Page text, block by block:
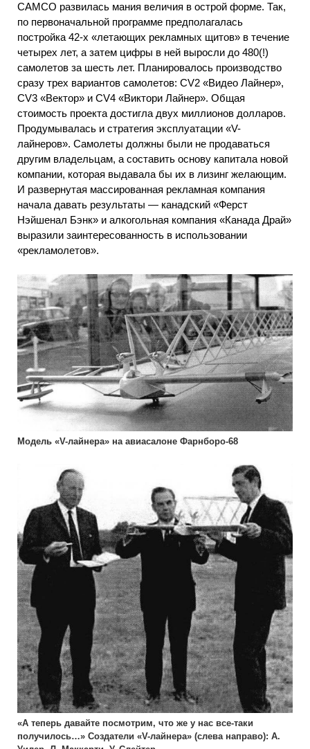
САМСО развилась мания величия в острой форме. Так,
по первоначальной программе предполагалась
постройка 42-х «летающих рекламных щитов» в течение
четырех лет, а затем цифры в ней выросли до 480(!)
самолетов за шесть лет. Планировалось производство
сразу трех вариантов самолетов: СV2 «Видео Лайнер»,
СV3 «Вектор» и СV4 «Виктори Лайнер». Общая
стоимость проекта достигла двух миллионов долларов.
Продумывалась и стратегия эксплуатации «V-
лайнеров». Самолеты должны были не продаваться
другим владельцам, а составить основу капитала новой
компании, которая выдавала бы их в лизинг желающим.
И развернутая массированная рекламная компания
начала давать результаты — канадский «Ферст
Нэйшенал Бэнк» и алкогольная компания «Канада Драй»
выразили заинтересованность в использовании
«рекламолетов».
Модель «V-лайнера» на авиасалоне Фарнборо-68
«А теперь давайте посмотрим, что же у нас все-таки
получилось…» Создатели «V-лайнера» (слева направо): А.